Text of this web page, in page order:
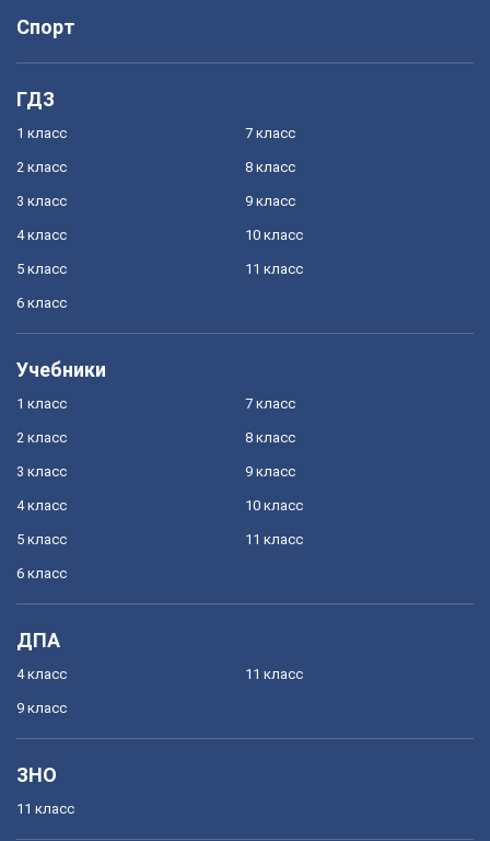
Спорт
ГДЗ
1 класс
2 класс
3 класс
4 класс
5 класс
6 класс
7 класс
8 класс
9 класс
10 класс
11 класс
Учебники
1 класс
2 класс
3 класс
4 класс
5 класс
6 класс
7 класс
8 класс
9 класс
10 класс
11 класс
ДПА
4 класс
9 класс
11 класс
ЗНО
11 класс